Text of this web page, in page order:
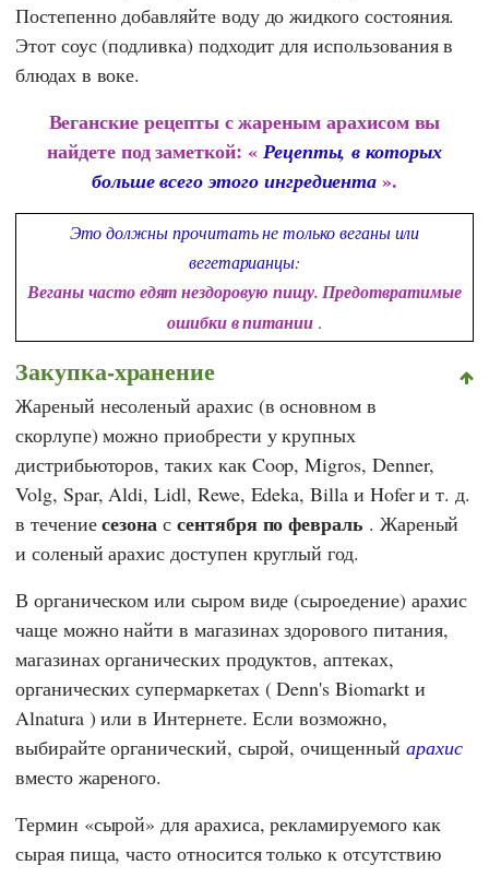
Постепенно добавляйте воду до жидкого состояния.
Этот соус (подливка) подходит для использования в
блюдах в воке.
Веганские рецепты с жареным арахисом вы
найдете под заметкой: « Рецепты, в которых
больше всего этого ингредиента ».
Это должны прочитать не только веганы или
вегетарианцы:
Веганы часто едят нездоровую пищу. Предотвратимые
ошибки в питании .
Закупка-хранение
Жареный несоленый арахис (в основном в
скорлупе) можно приобрести у крупных
дистрибьюторов, таких как Coop,Migros, Denner,
Volg, Spar,Aldi,Lidl, Rewe, Edeka,Billaи Hoferи т. д.
в течениесезона с сентября по февраль . Жареный
и соленый арахис доступен круглый год.
В органическом или сыром виде (сыроедение) арахис
чаще можно найти в магазинах здорового питания,
магазинах органических продуктов, аптеках,
органических супермаркетах (Denn's Biomarktи
Alnatura) или в Интернете. Если возможно,
выбирайте органический, сырой, очищенный арахис
вместо жареного.
Термин «сырой» для арахиса, рекламируемого как
сырая пища, часто относится только к отсутствию